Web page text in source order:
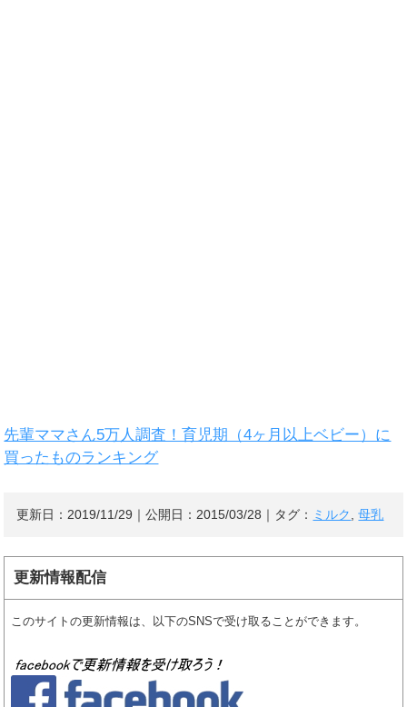
先輩ママさん5万人調査！育児期（4ヶ月以上ベビー）に
買ったものランキング
更新日： 2019/11/29 ｜公開日： 2015/03/28 ｜タグ： ミルク ,母乳
更新情報配信
このサイトの更新情報は、以下のSNSで受け取ることができます。